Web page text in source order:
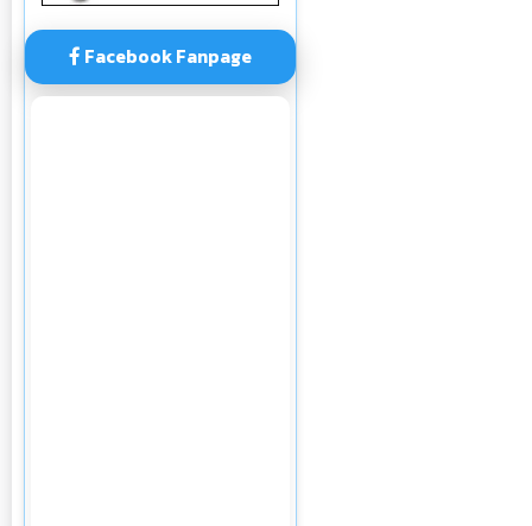
Facebook Fanpage